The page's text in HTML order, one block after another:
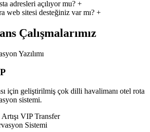
adresleri açılıyor mu? +
web sitesi desteğiniz var mı? +
Çalışmalarımız
Yazılımı
için geliştirilmiş çok dilli havalimanı otel rota
sistemi.
VIP Transfer
Sistemi